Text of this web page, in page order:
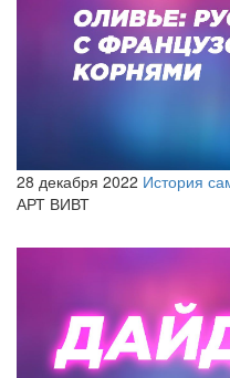
28 декабря 2022 История
АРТ ВИВТ